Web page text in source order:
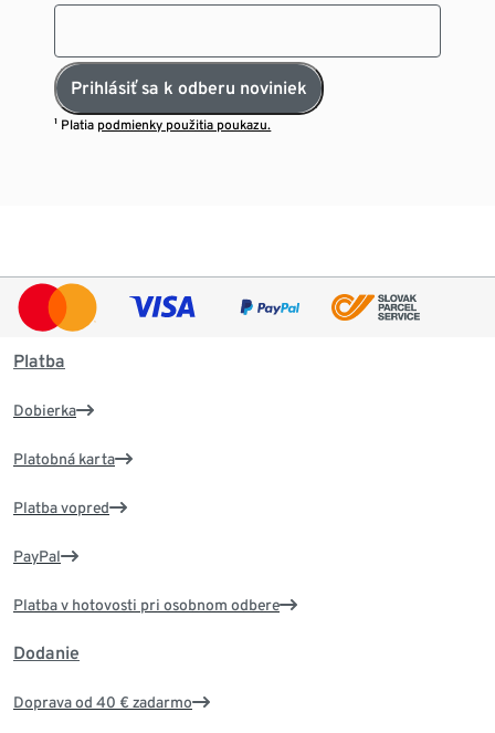
Prihlásiť sa k odberu noviniek
¹ Platia podmienky použitia poukazu.
Platba
Dobierka
Platobná karta
Platba vopred
PayPal
Platba v hotovosti pri osobnom odbere
Dodanie
Doprava od 40 € zadarmo